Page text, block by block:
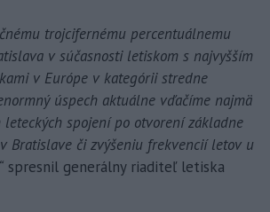
trojcifernému percentuálnemu
v súčasnosti letiskom s najvyšším
v Európe v kategórii stredne
úspech aktuálne vďačíme najmä
spojení po otvorení základne
Bratislave či zvýšeniu frekvencií letov u
spresnil generálny riaditeľ letiska